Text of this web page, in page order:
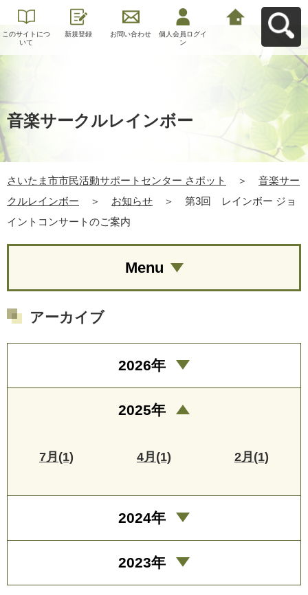
このサイトにつ
いて
新規登録 お問い合わせ
個人会員ログイ
ン
音楽サークルレインボー
さいたま市市民活動サポートセンター さポット ＞
音楽サー
クルレインボー
＞ お知らせ ＞
第3回 レインボー ジョ
イントコンサートのご案内
Menu
アーカイブ
2026年
2025年
7月(1) 4月(1) 2月(1)
2024年
2023年